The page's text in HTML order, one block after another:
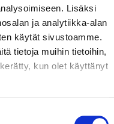
Lisäksi
ja analytiikka-alan
käytät sivustoamme.
tietoja muihin tietoihin,
kun olet käyttänyt